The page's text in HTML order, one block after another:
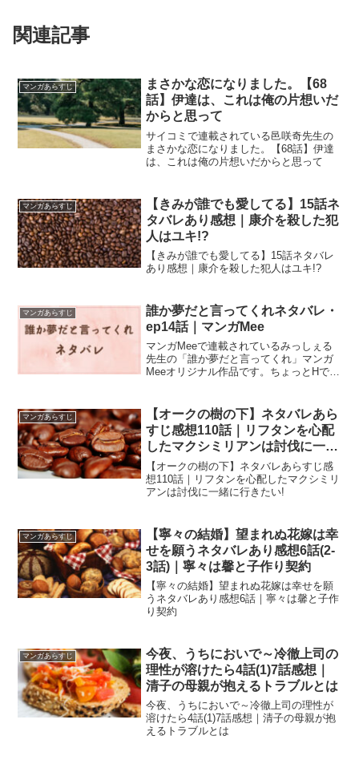
関連記事
マンガあらすじ
まさかな恋になりました。【68
話】伊達は、これは俺の片想いだ
からと思って
サイコミで連載されている邑咲奇先生の
まさかな恋になりました。【68話】伊達
は、これは俺の片想いだからと思って
マンガあらすじ
【きみが誰でも愛してる】15話ネ
タバレあり感想｜康介を殺した犯
人はユキ!?
【きみが誰でも愛してる】15話ネタバレ
あり感想｜康介を殺した犯人はユキ!?
マンガあらすじ
誰か夢だと言ってくれネタバレ・
ep14話｜マンガMee
マンガMeeで連載されているみっしぇる
先生の「誰か夢だと言ってくれ」マンガ
Meeオリジナル作品です。ちょっとHでキ
真柴の関係は...前話の誰か夢だと言って
くれ13話は...
マンガあらすじ
【オークの樹の下】ネタバレあら
すじ感想110話｜リフタンを心配
したマクシミリアンは討伐に一緒
に行きたい!
【オークの樹の下】ネタバレあらすじ感
想110話｜リフタンを心配したマクシミリ
アンは討伐に一緒に行きたい!
マンガあらすじ
【寧々の結婚】望まれぬ花嫁は幸
せを願うネタバレあり感想6話(2-
3話)｜寧々は馨と子作り契約
【寧々の結婚】望まれぬ花嫁は幸せを願
うネタバレあり感想6話｜寧々は馨と子作
り契約
マンガあらすじ
今夜、うちにおいで～冷徹上司の
理性が溶けたら4話(1)7話感想｜
清子の母親が抱えるトラブルとは
今夜、うちにおいで～冷徹上司の理性が
溶けたら4話(1)7話感想｜清子の母親が抱
えるトラブルとは